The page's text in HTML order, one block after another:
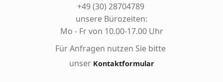
+49 (30) 28704789
unsere Bürozeiten:
Mo - Fr von 10.00-17.00 Uhr
Für Anfragen nutzen Sie bitte
unser Kontaktformular